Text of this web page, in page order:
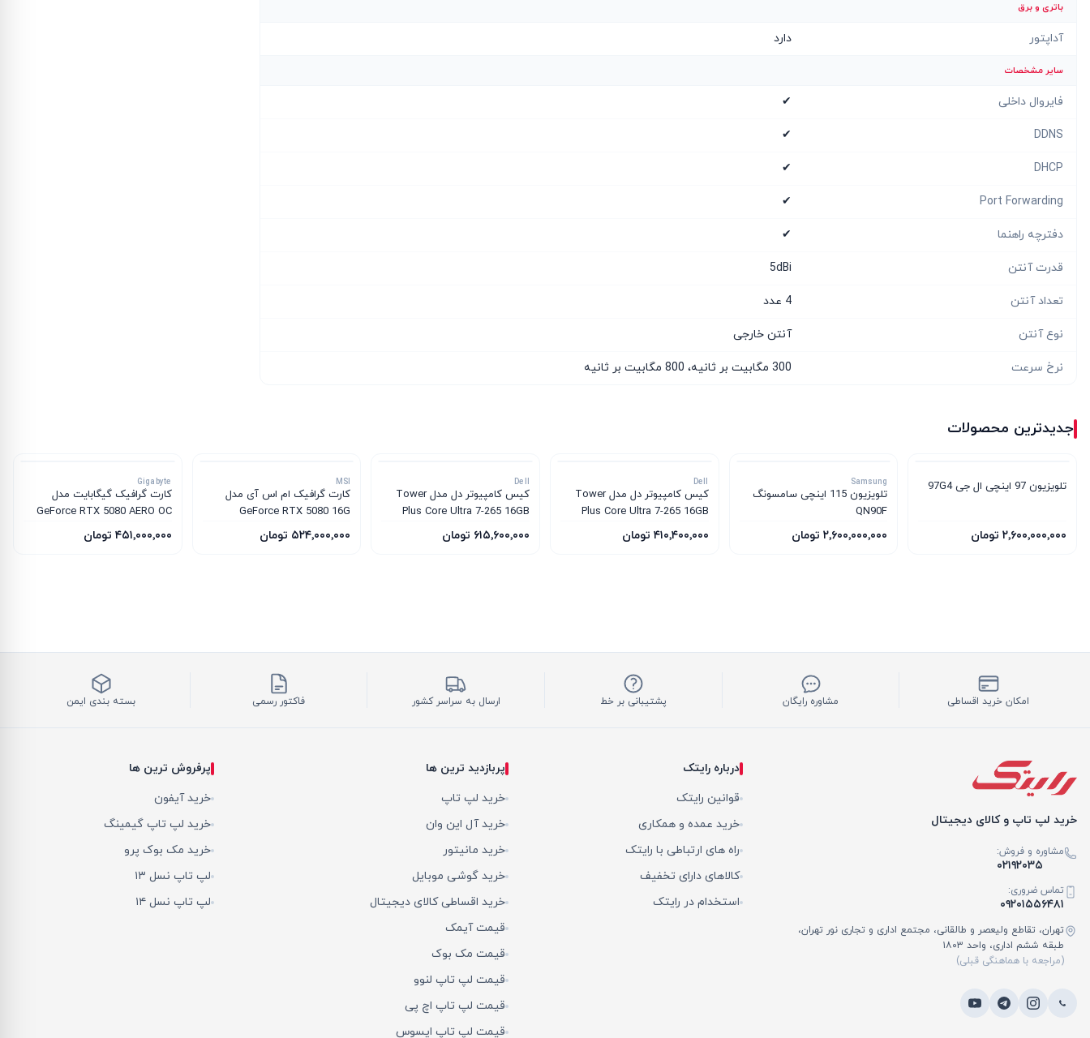
باتری و برق
آداپتور دارد
سایر مشخصات
فایروال داخلی ✔
DDNS
✔
DHCP
✔
Port Forwarding
✔
دفترچه راهنما ✔
قدرت آنتن 5dBi
تعداد آنتن 4 عدد
نوع آنتن آنتن خارجی
نرخ سرعت 300 مگابیت بر ثانیه، 800 مگابیت بر ثانیه
جدیدترین محصولات
تلویزیون 97 اینچی ال جی 97G4
۲٬۶۰۰٬۰۰۰٬۰۰۰ تومان
Samsung
تلویزیون 115 اینچی سامسونگ
QN90F
۲٬۶۰۰٬۰۰۰٬۰۰۰ تومان
Dell
کیس کامپیوتر دل مدل Tower
Plus Core Ultra 7-265 16GB
1TB SSD 8GB RTX 5060
۴۱۰٬۴۰۰٬۰۰۰ تومان
Dell
کیس کامپیوتر دل مدل Tower
Plus Core Ultra 7-265 16GB
1TB SSD 12GB RTX 5070
۶۱۵٬۶۰۰٬۰۰۰ تومان
MSI
کارت گرافیک ام‌ اس‌ آی مدل
GeForce RTX 5080 16G
INSPIRE 3X OC
۵۲۴٬۰۰۰٬۰۰۰ تومان
Gigabyte
کارت گرافیک گیگابایت مدل
GeForce RTX 5080 AERO OC
SFF 16G
۴۵۱٬۰۰۰٬۰۰۰ تومان
امکان خرید اقساطی مشاوره رایگان پشتیبانی بر خط ارسال به سراسر کشور فاکتور رسمی بسته بندی ایمن
خرید لپ تاپ و کالای دیجیتال
مشاوره و فروش:
۰۲۱۹۲۰۳۵
تماس ضروری:
۰۹۲۰۱۵۵۶۴۸۱
تهران، تقاطع ولیعصر و طالقانی، مجتمع اداری و تجاری نور تهران،
طبقه ششم اداری، واحد ۱۸۰۳
(مراجعه با هماهنگی قبلی)
درباره رایتک
قوانین رایتک
خرید عمده و همکاری
راه های ارتباطی با رایتک
کالاهای دارای تخفیف
استخدام در رایتک
پربازدید ترین ها
خرید لپ تاپ
خرید آل این وان
خرید مانیتور
خرید گوشی موبایل
خرید اقساطی کالای دیجیتال
قیمت آیمک
قیمت مک بوک
قیمت لپ تاپ لنوو
قیمت لپ تاپ اچ پی
قیمت لپ تاپ ایسوس
پرفروش ترین ها
خرید آیفون
خرید لپ تاپ گیمینگ
خرید مک بوک پرو
لپ تاپ نسل ۱۳
لپ تاپ نسل ۱۴